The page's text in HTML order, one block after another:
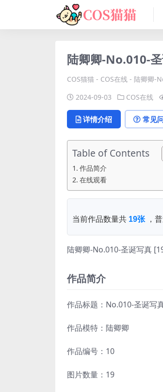
陆卿卿-No.010-
COS猫猫 - COS在线 - 陆卿卿-
2024-09-03
COS在线
详情介绍 常见
Table of Contents
作品简介
在线观看
当前作品数量共 19张 ，
陆卿卿-No.010-圣诞写真
作品简介
作品标题：No.010-圣诞写
作品模特：陆卿卿
作品编号：10
图片数量：19